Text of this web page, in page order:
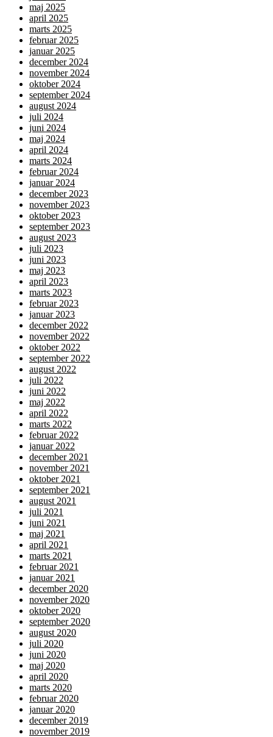
maj 2025
april 2025
marts 2025
februar 2025
januar 2025
december 2024
november 2024
oktober 2024
september 2024
august 2024
juli 2024
juni 2024
maj 2024
april 2024
marts 2024
februar 2024
januar 2024
december 2023
november 2023
oktober 2023
september 2023
august 2023
juli 2023
juni 2023
maj 2023
april 2023
marts 2023
februar 2023
januar 2023
december 2022
november 2022
oktober 2022
september 2022
august 2022
juli 2022
juni 2022
maj 2022
april 2022
marts 2022
februar 2022
januar 2022
december 2021
november 2021
oktober 2021
september 2021
august 2021
juli 2021
juni 2021
maj 2021
april 2021
marts 2021
februar 2021
januar 2021
december 2020
november 2020
oktober 2020
september 2020
august 2020
juli 2020
juni 2020
maj 2020
april 2020
marts 2020
februar 2020
januar 2020
december 2019
november 2019